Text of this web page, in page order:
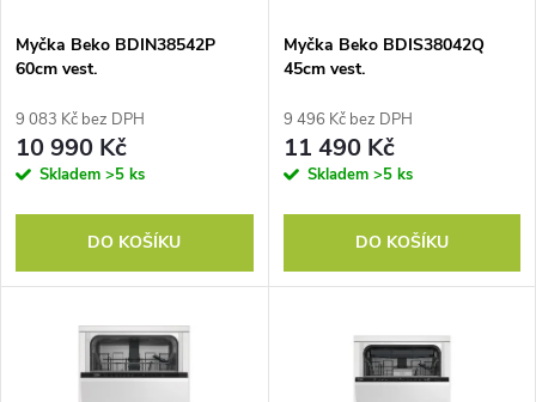
p
r
o
u
s
p
r
o
d
Myčka Beko BDIN38542P
60cm vest.
9 083 Kč bez DPH
10 990 Kč
Skladem >5 ks
DO KOŠÍKU
Myčka Beko BDIS38042Q
45cm vest.
9 496 Kč bez DPH
11 490 Kč
Skladem >5 ks
DO KOŠÍKU